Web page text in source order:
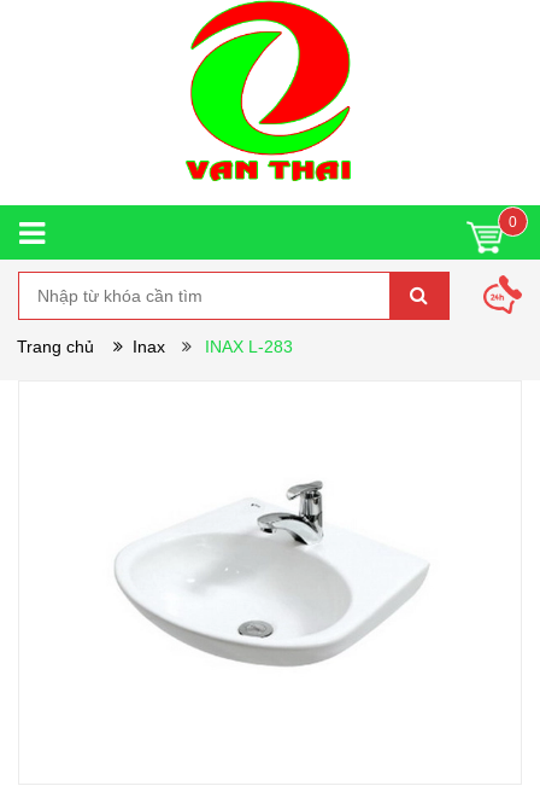
0
Trang chủ Inax INAX L-283